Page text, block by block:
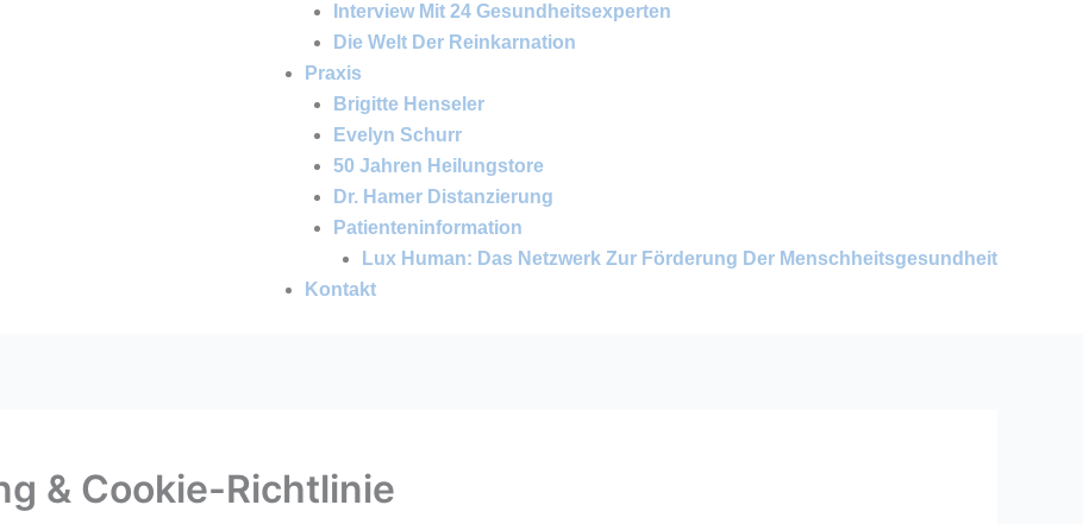
Interview Mit 24 Gesundheitsexperten
Die Welt Der Reinkarnation
Praxis
Brigitte Henseler
Evelyn Schurr
50 Jahren Heilungstore
Dr. Hamer Distanzierung
Patienteninformation
Lux Human: Das Netzwerk Zur Förderung Der Menschheitsgesundheit
Kontakt
& Cookie-Richtlinie